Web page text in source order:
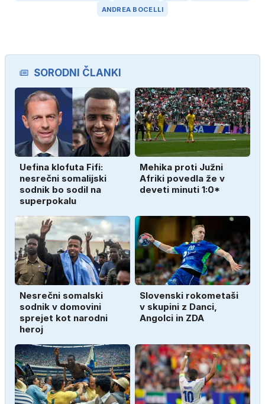
ANDREA BOCELLI
SORODNI ČLANKI
Uefina klofuta Fifi:
nesrečni somalijski
sodnik bo sodil na
superpokalu
Mehika proti Južni
Afriki povedla že v
deveti minuti 1:0*
Nesrečni somalski
sodnik v domovini
sprejet kot narodni
heroj
Slovenski rokometaši
v skupini z Danci,
Angolci in ZDA